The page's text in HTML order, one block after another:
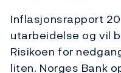
Inflasjonsrapport
utarbeidelse og vil
Risikoen for
liten. Norges Bank